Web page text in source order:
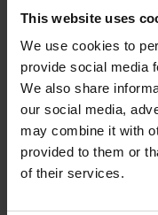
This website uses
We use cookies to
provide social media
We also share
our social media,
may combine it with
provided to them or
of their services.
Lefel 3 Gofal Iechyd
Drenewydd